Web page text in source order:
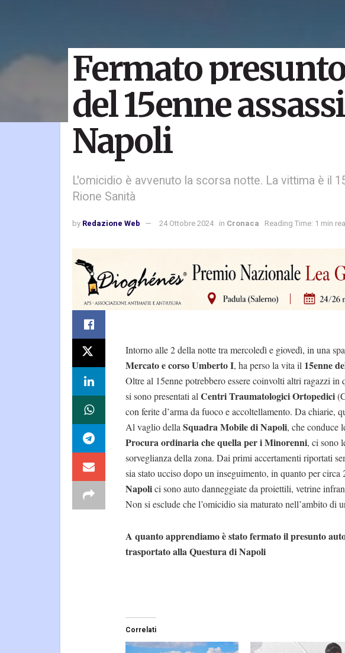
Fermato
del 15enne
Napoli
L'omicidio è avvenuto la scorsa notte. La vittima è il
Rione Sanità
by Redazione Web 24 Ottobre 2024 in Cronaca Reading Time: 1 min
Intorno alle 2 della notte tra mercoledì e giovedì, in una
Mercato e corso Umberto I, ha perso la vita il 15enne
Oltre al 15enne potrebbero essere coinvolti altri ragazzi in
si sono presentati alCentri Traumatologici Ortopedici
con ferite d’arma da fuoco e accoltellamento. Da chiarie,
Al vaglio dellaSquadra Mobile di Napoli, che conduce
Procura ordinaria che quella per i Minorenni, ci sono
sorveglianza della zona. Dai primi accertamenti riportati
sia stato ucciso dopo un inseguimento, in quanto per
Napolici sono auto danneggiate da proiettili, vetrine
Non si esclude che l’omicidio sia maturato nell’ambito di
A quanto apprendiamo è stato fermato il presunto
trasportato alla Questura di Napoli
Correlati